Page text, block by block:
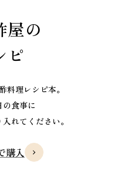
屋の
ピ
料理レシピ本。
食事に
れてください。
購入